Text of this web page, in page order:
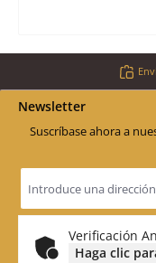
Newsletter
Suscríbase ahora a
de
correo
electrónico
Verificación
Haga clic